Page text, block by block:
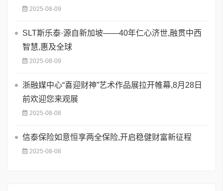
2025-08-09
SLT斯乐泰·源自新加坡——40年仁心济世,融贯中西
智慧,惠及全球
2025-08-09
浙融媒中心“喜迎财神”艺术作品展拉开帷幕,8月28日
前欢迎您来观展
2025-08-08
信泰保险如意恒享两全保险,开启稳健财富新征程
2025-08-08